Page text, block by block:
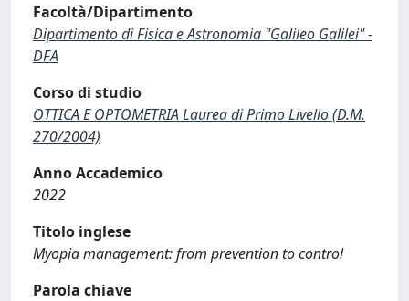
Facoltà/Dipartimento
Dipartimento di Fisica e Astronomia "Galileo Galilei" -
DFA
Corso di studio
OTTICA E OPTOMETRIA Laurea di Primo Livello (D.M.
270/2004)
Anno Accademico
2022
Titolo inglese
Myopia management: from prevention to control
Parola chiave